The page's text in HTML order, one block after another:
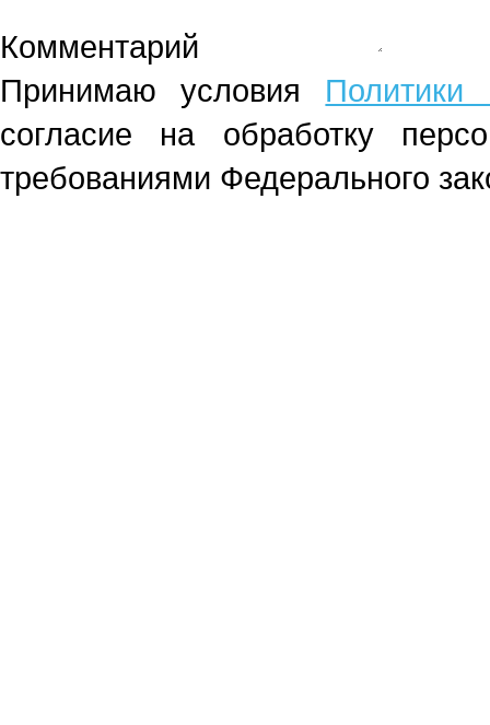
Комментарий
Принимаю условия Политики
согласие на обработку
требованиями Федерального